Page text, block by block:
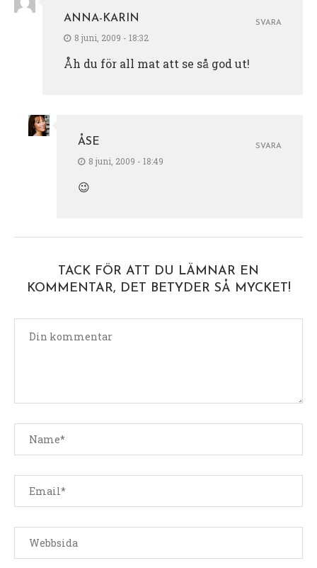
ANNA-KARIN
8 juni, 2009 - 18:32
Åh du för all mat att se så god ut!
SVARA
ÅSE
8 juni, 2009 - 18:49
😉
SVARA
TACK FÖR ATT DU LÄMNAR EN
KOMMENTAR, DET BETYDER SÅ MYCKET!